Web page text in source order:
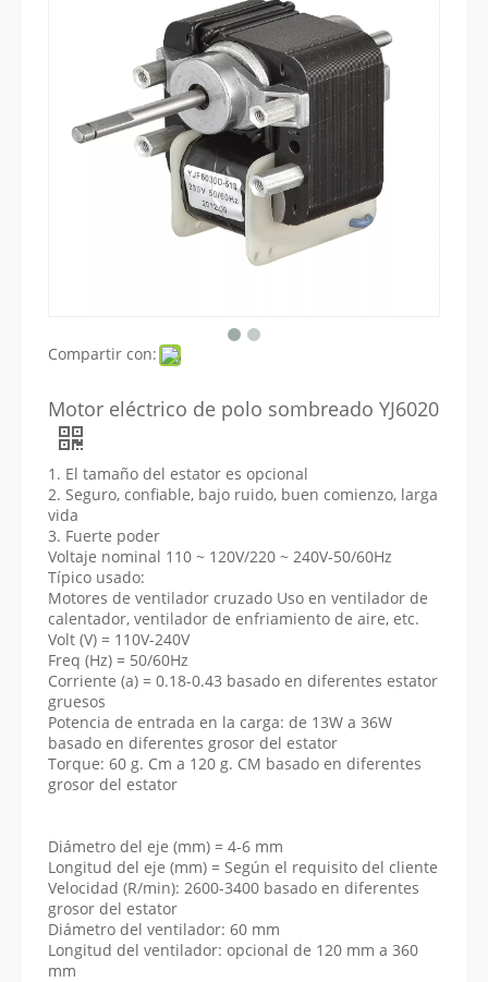
Compartir con:
Motor eléctrico de polo sombreado YJ6020
1. El tamaño del estator es opcional
2. Seguro, confiable, bajo ruido, buen comienzo, larga
vida
3. Fuerte poder
Voltaje nominal 110 ~ 120V/220 ~ 240V-50/60Hz
Típico usado:
Motores de ventilador cruzado Uso en ventilador de
calentador, ventilador de enfriamiento de aire, etc.
Volt (V) = 110V-240V
Freq (Hz) = 50/60Hz
Corriente (a) = 0.18-0.43 basado en diferentes estator
gruesos
Potencia de entrada en la carga: de 13W a 36W
basado en diferentes grosor del estator
Torque: 60 g. Cm a 120 g. CM basado en diferentes
grosor del estator
Diámetro del eje (mm) = 4-6 mm
Longitud del eje (mm) = Según el requisito del cliente
Velocidad (R/min): 2600-3400 basado en diferentes
grosor del estator
Diámetro del ventilador: 60 mm
Longitud del ventilador: opcional de 120 mm a 360
mm